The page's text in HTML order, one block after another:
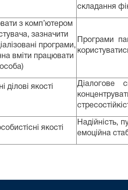
складання
з комп’ютером
зазначити
програми,
вміти працювати
особа)
Програми
ділові якості
Діалогове
якості
Надійність,
емоційна